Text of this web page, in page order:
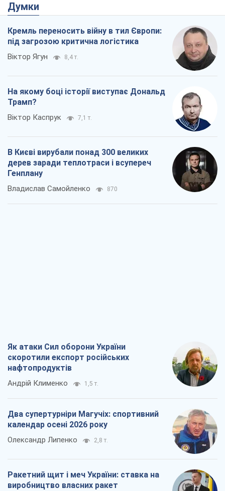
Думки
Кремль переносить війну в тил Європи:
під загрозою критична логістика
Віктор Ягун 8,4 т.
На якому боці історії виступає Дональд
Трамп?
Віктор Каспрук 7,1 т.
В Києві вирубали понад 300 великих
дерев заради теплотраси і всупереч
Генплану
Владислав Самойленко 870
Як атаки Сил оборони України
скоротили експорт російських
нафтопродуктів
Андрій Клименко 1,5 т.
Два супертурніри Магучіх: спортивний
календар осені 2026 року
Олександр Липенко 2,8 т.
Ракетний щит і меч України: ставка на
виробництво власних ракет